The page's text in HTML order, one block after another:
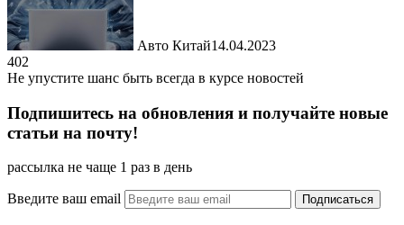
Авто Китай14.04.2023
402
Не упустите шанс быть всегда в курсе новостей
Подпишитесь на обновления и получайте новые
статьи на почту!
рассылка не чаще 1 раз в день
Введите ваш email